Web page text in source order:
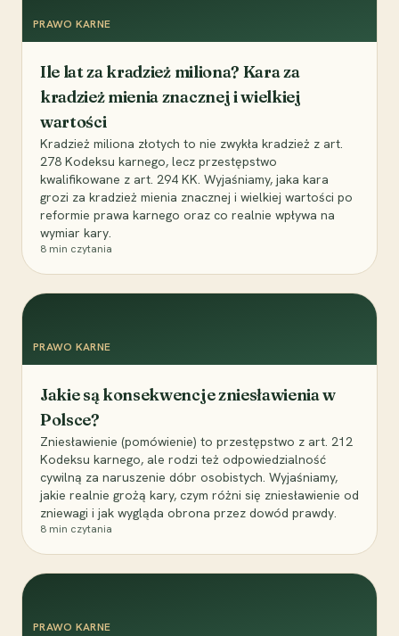
PRAWO KARNE
Ile lat za kradzież miliona? Kara za
kradzież mienia znacznej i wielkiej
wartości
Kradzież miliona złotych to nie zwykła kradzież z art.
278 Kodeksu karnego, lecz przestępstwo
kwalifikowane z art. 294 KK. Wyjaśniamy, jaka kara
grozi za kradzież mienia znacznej i wielkiej wartości po
reformie prawa karnego oraz co realnie wpływa na
wymiar kary.
8 min czytania
PRAWO KARNE
Jakie są konsekwencje zniesławienia w
Polsce?
Zniesławienie (pomówienie) to przestępstwo z art. 212
Kodeksu karnego, ale rodzi też odpowiedzialność
cywilną za naruszenie dóbr osobistych. Wyjaśniamy,
jakie realnie grożą kary, czym różni się zniesławienie od
zniewagi i jak wygląda obrona przez dowód prawdy.
8 min czytania
PRAWO KARNE